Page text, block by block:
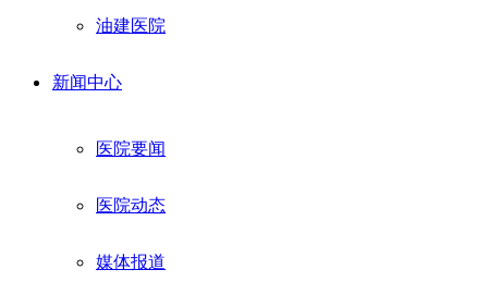
油建医院
新闻中心
医院要闻
医院动态
媒体报道